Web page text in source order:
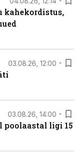
kahekordistus,
03.08.26, 12:00
03.08.26, 14:00
poolaastal ligi 15